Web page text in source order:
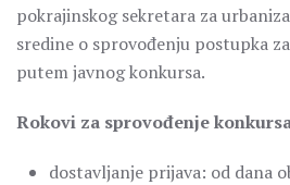
pokrajinskog sekretara za
sredine o sprovođenju postupka
putem javnog konkursa.
Rokovi za sprovođenje
dostavljanje prijava: od dana